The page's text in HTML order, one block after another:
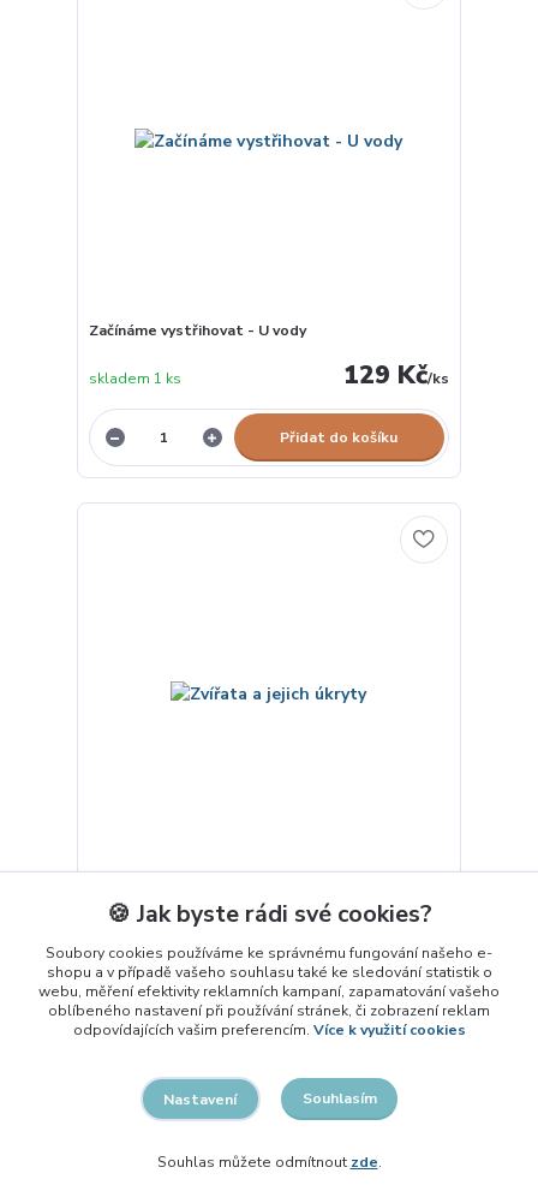
Začínáme vystřihovat - U vody
129 Kč/ks
skladem 1 ks
Přidat do košíku
149 Kč
129 Kč
skladem 3 ks
Přidat do košíku
🍪 Jak byste rádi své cookies?
Soubory cookies používáme ke správnému fungování našeho e-
shopu a v případě vašeho souhlasu také ke sledování statistik o
webu, měření efektivity reklamních kampaní, zapamatování vašeho
oblíbeného nastavení při používání stránek, či zobrazení reklam
odpovídajících vašim preferencím. Více k využití cookies
Nastavení Souhlasím
Souhlas můžete odmítnout zde.